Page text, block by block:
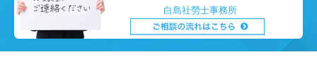
白島社勞士事務所